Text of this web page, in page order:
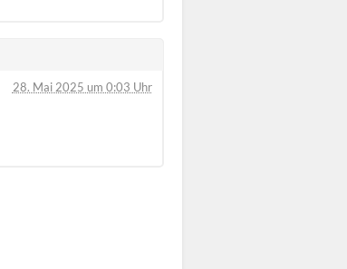
28. Mai 2025 um 0:03 Uhr